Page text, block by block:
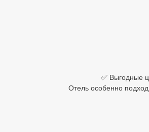
✅ Выгодные
Отель особенно